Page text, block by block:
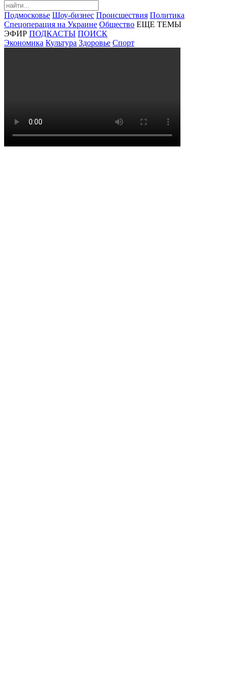
Подмосковье Шоу-бизнес Происшествия Политика
Спецоперация на Украине Общество ЕЩЕ ТЕМЫ
ЭФИР ПОДКАСТЫ ПОИСК
Экономика Культура Здоровье Спорт